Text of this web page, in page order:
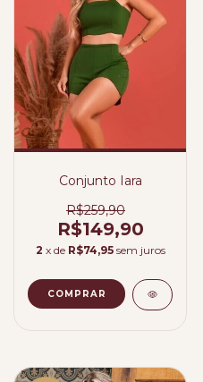
Conjunto Iara
R$259,90
R$149,90
2 x de R$74,95 sem juros
COMPRAR